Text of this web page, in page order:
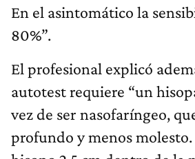
En el asintomático la
80%”.
El profesional explicó
autotest requiere “un
vez de ser nasofaríngeo,
profundo y menos